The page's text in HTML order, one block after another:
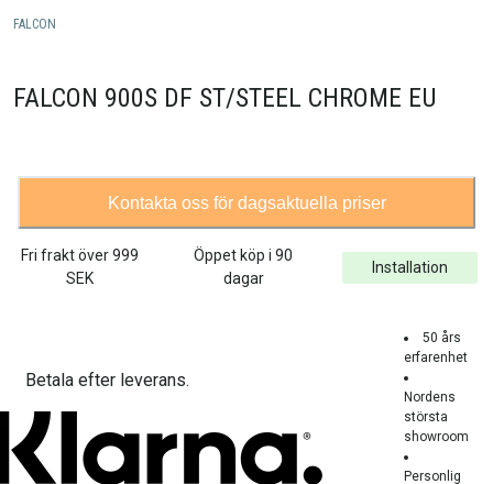
FALCON
FALCON 900S DF ST/STEEL CHROME EU
Kontakta oss för dagsaktuella priser
Fri frakt över999
SEK
Öppet köp i 90
dagar
Installation
Betala efter leverans.
50 års
erfarenhet
Nordens
största
showroom
Personlig